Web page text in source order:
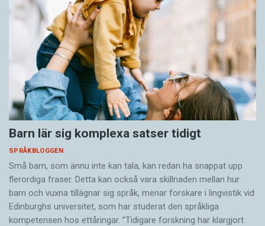
Barn lär sig komplexa satser tidigt
SPRÅKBLOGGEN
Små barn, som ännu inte kan tala, kan redan ha snappat upp
flerordiga fraser. Detta kan också vara skillnaden mellan hur
barn och vuxna tillägnar sig språk, menar forskare i lingvistik vid
Edinburghs universitet, som har studerat den språkliga
kompetensen hos ettåringar. ”Tidigare forskning har klargjort